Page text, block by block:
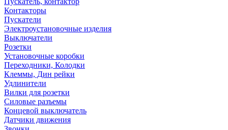
Контакторы
Пускатели
Электроустановочные изделия
Выключатели
Розетки
Установочные коробки
Переходники, Колодки
Клеммы, Дин рейки
Удлинители
Вилки для розетки
Силовые разъемы
Концевой выключатель
Датчики движения